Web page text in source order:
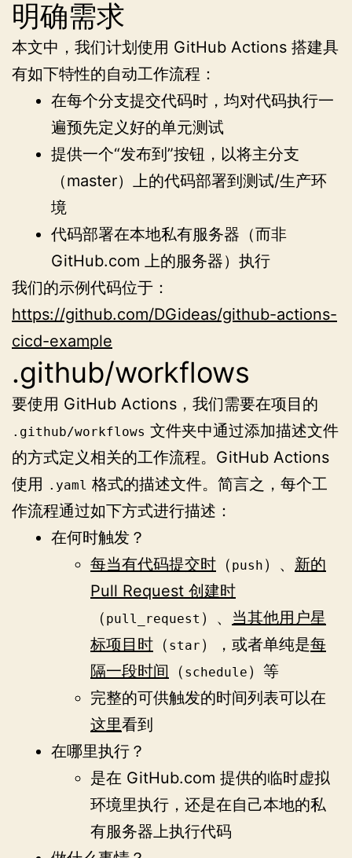
明确需求
本文中，我们计划使用 GitHub Actions 搭建具
有如下特性的自动工作流程：
在每个分支提交代码时，均对代码执行一
遍预先定义好的单元测试
提供一个“发布到”按钮，以将主分支
（master）上的代码部署到测试/生产环
境
代码部署在本地私有服务器（而非
GitHub.com 上的服务器）执行
我们的示例代码位于：
https://github.com/DGideas/github-actions-
cicd-example
.github/workflows
要使用 GitHub Actions，我们需要在项目的
.github/workflows 文件夹中通过添加描述文件
的方式定义相关的工作流程。GitHub Actions
使用 .yaml 格式的描述文件。简言之，每个工
作流程通过如下方式进行描述：
在何时触发？
每当有代码提交时 （ push ）、 新的
Pull Request 创建时
（ pull_request ）、 当其他用户星
标项目时 （ star ），或者单纯是每
隔一段时间 （ schedule ）等
完整的可供触发的时间列表可以在
这里看到
在哪里执行？
是在 GitHub.com 提供的临时虚拟
环境里执行，还是在自己本地的私
有服务器上执行代码